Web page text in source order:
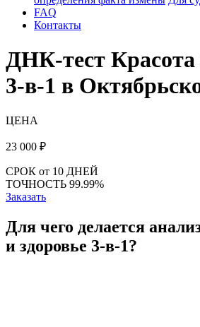
FAQ
Контакты
ДНК-тест Красота
3-в-1 в
ЦЕНА
23 000 ₽
СРОК от 10 ДНЕЙ
ТОЧНОСТЬ 99.99%
Заказать
Для чего делается
и здоровье 3-в-1?